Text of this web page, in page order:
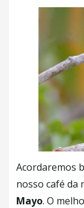
Moyobamba
vegetação
+ Café da
Acordaremos
nosso café da
Mayo. O